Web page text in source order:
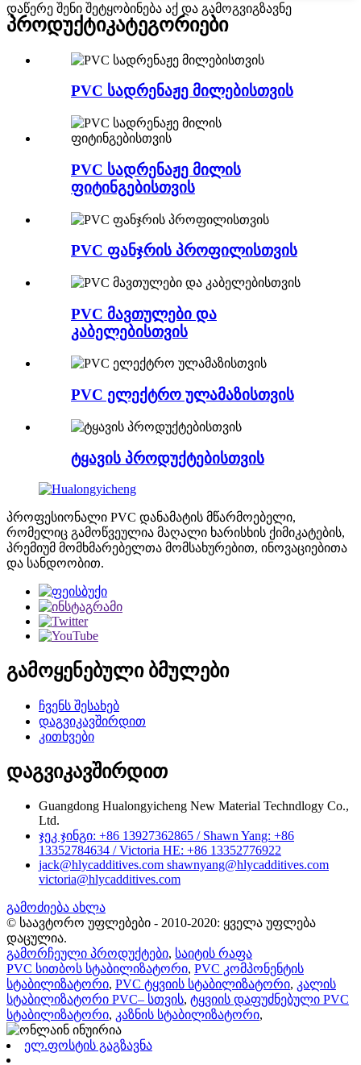
დაწერე შენი შეტყობინება აქ და გამოგვიგზავნე
პროდუქტიკატეგორიები
PVC სადრენაჟე მილებისთვის
PVC სადრენაჟე მილის
ფიტინგებისთვის
PVC ფანჯრის პროფილისთვის
PVC მავთულები და
კაბელებისთვის
PVC ელექტრო ულამაზისთვის
ტყავის პროდუქტებისთვის
პროფესიონალი PVC დანამატის მწარმოებელი,
რომელიც გამოწვეულია მაღალი ხარისხის ქიმიკატების,
პრემიუმ მომხმარებელთა მომსახურებით, ინოვაციებითა
და სანდოობით.
გამოყენებული ბმულები
ჩვენს შესახებ
დაგვიკავშირდით
კითხვები
დაგვიკავშირდით
Guangdong Hualongyicheng New Material Techndlogy Co.,
Ltd.
ჯეკ ჯინგი: +86 13927362865 / Shawn Yang: +86
13352784634 / Victoria HE: +86 13352776922
jack@hlycadditives.com shawnyang@hlycadditives.com
victoria@hlycadditives.com
გამოძიება ახლა
© საავტორო უფლებები - 2010-2020: ყველა უფლება
დაცულია.
გამორჩეული პროდუქტები, საიტის რაფა
PVC სითბოს სტაბილიზატორი, PVC კომპონენტის
სტაბილიზატორი, PVC ტყვიის სტაბილიზატორი, კალის
სტაბილიზატორი PVC– სთვის, ტყვიის დაფუძნებული PVC
სტაბილიზატორი, კაზნის სტაბილიზატორი,
ელ.ფოსტის გაგზავნა